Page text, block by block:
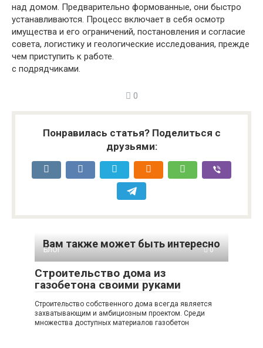
над домом. Предварительно формованные, они быстро
устанавливаются. Процесс включает в себя осмотр
имущества и его ограничений, постановления и согласие
совета, логистику и геологические исследования, прежде
чем приступить к работе.
с подрядчиками.
0
Понравилась статья? Поделиться с
друзьями:
Вам также может быть интересно
БЛОГ 0
Строительство дома из
газобетона своими руками
Строительство собственного дома всегда является
захватывающим и амбициозным проектом. Среди
множества доступных материалов газобетон